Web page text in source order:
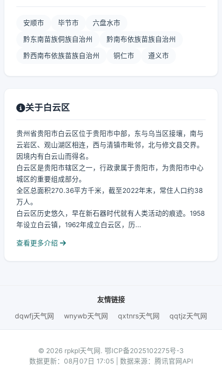
安顺市 毕节市 六盘水市
黔东南苗族侗族自治州 黔南布依族苗族自治州
黔西南布依族苗族自治州 铜仁市 遵义市
关于白云区
贵州省贵阳市白云区位于贵阳市中部，东与乌当区接壤，南与
云岩区、观山湖区相连，西与清镇市毗邻，北与修文县交界。
因境内有白云山而得名。
白云区是贵阳市辖区之一，行政隶属于贵阳市，为贵阳市中心
城区的重要组成部分。
全区总面积270.36平方千米，截至2022年末，常住人口约38
万人。
白云区历史悠久，早在新石器时代就有人类活动的痕迹。1958
年设立白云镇，1962年成立白云区，历...
查看更多介绍
友情链接
dqwfj天气网
wnywb天气网 qxtnrs天气网 qqtjz天气网
© 2026 rpkpl天气网. 鄂ICP备2025102275号-3
数据更新：08月07日 17:05 | 数据来源：腾讯官网API